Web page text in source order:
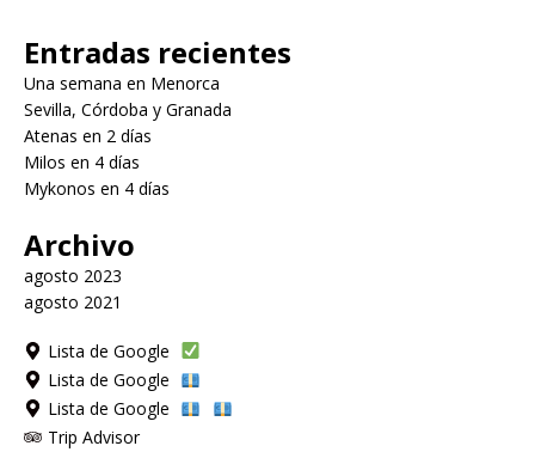
Entradas recientes
Una semana en Menorca
Sevilla, Córdoba y Granada
Atenas en 2 días
Milos en 4 días
Mykonos en 4 días
Archivo
agosto 2023
agosto 2021
Lista de Google
Lista de Google
Lista de Google
Trip Advisor